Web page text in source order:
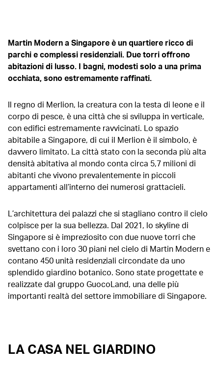
Martin Modern a Singapore è un quartiere ricco di
parchi e complessi residenziali. Due torri offrono
abitazioni di lusso. I bagni, modesti solo a una prima
occhiata, sono estremamente raffinati.
Il regno di Merlion, la creatura con la testa di leone e il
corpo di pesce, è una città che si sviluppa in verticale,
con edifici estremamente ravvicinati. Lo spazio
abitabile a Singapore, di cui il Merlion è il simbolo, è
davvero limitato. La città stato con la seconda più alta
densità abitativa al mondo conta circa 5,7 milioni di
abitanti che vivono prevalentemente in piccoli
appartamenti all’interno dei numerosi grattacieli.
L’architettura dei palazzi che si stagliano contro il cielo
colpisce per la sua bellezza. Dal 2021, lo skyline di
Singapore si è impreziosito con due nuove torri che
svettano con i loro 30 piani nel cielo di Martin Modern e
contano 450 unità residenziali circondate da uno
splendido giardino botanico. Sono state progettate e
realizzate dal gruppo GuocoLand, una delle più
importanti realtà del settore immobiliare di Singapore.
LA CASA NEL GIARDINO